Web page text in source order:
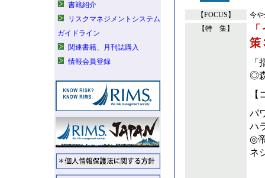
書籍紹介
リスクマネジメントシステム
ガイドライン
関連書籍、月刊誌購入
情報会員登録
【FOCUS】
今
【特 集】
策
◎
パ
ハ
◎
ネ